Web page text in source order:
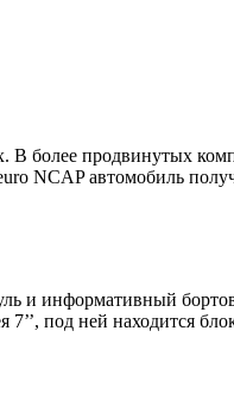
В более продвинутых
NCAP автомобиль
и информативный
под ней находится